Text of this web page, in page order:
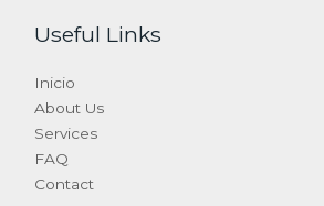
Useful Links
Inicio
About Us
Services
FAQ
Contact